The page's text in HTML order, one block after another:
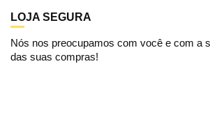
LOJA SEGURA
Nós nos preocupamos com você e com a
das suas compras!